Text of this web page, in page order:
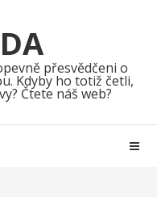
přesvědčeni o
Kdyby ho totiž četli,
Čtete náš web?